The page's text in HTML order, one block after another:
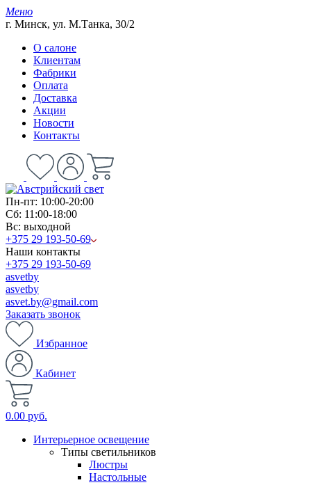
Меню
г. Минск, ул. М.Танка, 30/2
О салоне
Клиентам
Фабрики
Оплата
Доставка
Акции
Новости
Контакты
Пн-пт: 10:00-20:00
Сб: 11:00-18:00
Вс: выходной
+375 29 193-50-69
Наши контакты
+375 29 193-50-69
asvetby
asvetby
asvet.by@gmail.com
Заказать звонок
Избранное
Кабинет
0.00 руб.
Интерьерное освещение
Типы светильников
Люстры
Настольные